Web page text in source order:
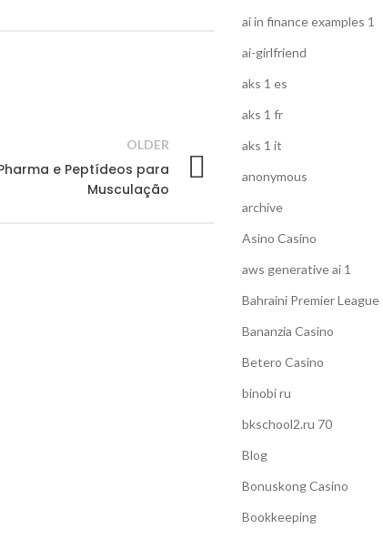
OLDER
e Peptídeos para
Musculação
ai in finance examples 1
ai-girlfriend
aks 1 es
aks 1 fr
aks 1 it
anonymous
archive
Asino Casino
aws generative ai 1
Bahraini Premier League
Bananzia Casino
Betero Casino
binobi ru
bkschool2.ru 70
Blog
Bonuskong Casino
Bookkeeping